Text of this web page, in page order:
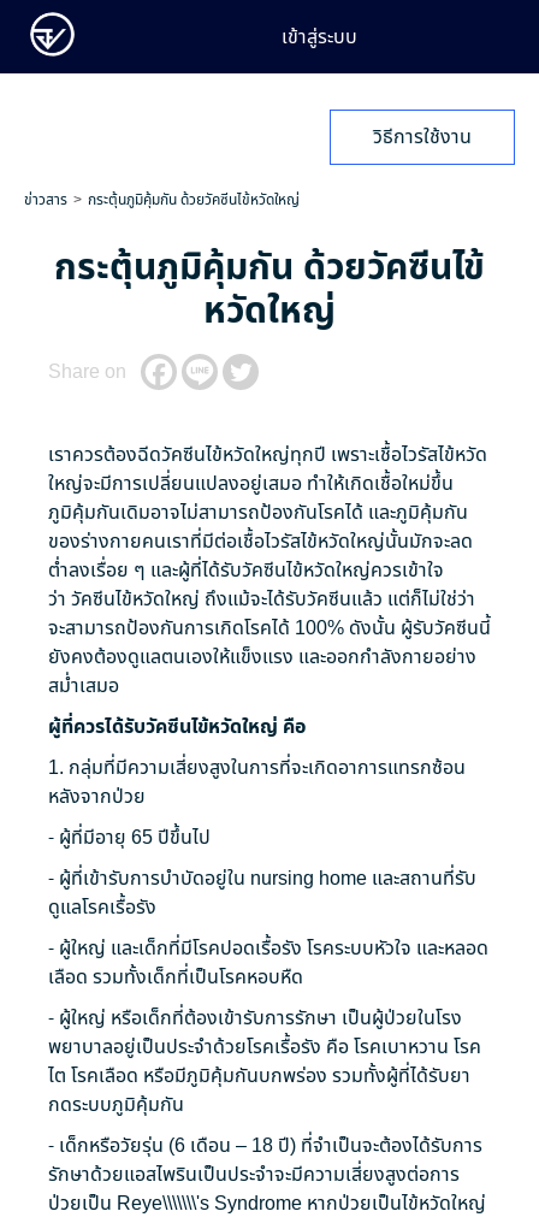
เข้าสู่ระบบ
วิธีการใช้งาน
ข่าวสาร กระตุ้นภูมิคุ้มกัน ด้วยวัคซีนไข้หวัดใหญ่
กระตุ้นภูมิคุ้มกัน ด้วยวัคซีนไข้
หวัดใหญ่
Share on
เราควรต้องฉีดวัคซีนไข้หวัดใหญ่ทุกปี เพราะเชื้อไวรัสไข้หวัด
ใหญ่จะมีการเปลี่ยนแปลงอยู่เสมอ ทำให้เกิดเชื้อใหม่ขึ้น
ภูมิคุ้มกันเดิมอาจไม่สามารถป้องกันโรคได้ และภูมิคุ้มกัน
ของร่างกายคนเราที่มีต่อเชื้อไวรัสไข้หวัดใหญ่นั้นมักจะลด
ต่ำลงเรื่อย ๆ และผู้ที่ได้รับวัคซีนไข้หวัดใหญ่ควรเข้าใจ
ว่า วัคซีนไข้หวัดใหญ่ ถึงแม้จะได้รับวัคซีนแล้ว แต่ก็ไม่ใช่ว่า
จะสามารถป้องกันการเกิดโรคได้ 100% ดังนั้น ผู้รับวัคซีนนี้
ยังคงต้องดูแลตนเองให้แข็งแรง และออกกำลังกายอย่าง
สม่ำเสมอ
ผู้ที่ควรได้รับวัคซีนไข้หวัดใหญ่ คือ
1. กลุ่มที่มีความเสี่ยงสูงในการที่จะเกิดอาการแทรกซ้อน
หลังจากป่วย
- ผู้ที่มีอายุ 65 ปีขึ้นไป
- ผู้ที่เข้ารับการบำบัดอยู่ใน nursing home และสถานที่รับ
ดูแลโรคเรื้อรัง
- ผู้ใหญ่ และเด็กที่มีโรคปอดเรื้อรัง โรคระบบหัวใจ และหลอด
เลือด รวมทั้งเด็กที่เป็นโรคหอบหืด
- ผู้ใหญ่ หรือเด็กที่ต้องเข้ารับการรักษา เป็นผู้ป่วยในโรง
พยาบาลอยู่เป็นประจำด้วยโรคเรื้อรัง คือ โรคเบาหวาน โรค
ไต โรคเลือด หรือมีภูมิคุ้มกันบกพร่อง รวมทั้งผู้ที่ได้รับยา
กดระบบภูมิคุ้มกัน
- เด็กหรือวัยรุ่น (6 เดือน – 18 ปี) ที่จำเป็นจะต้องได้รับการ
รักษาด้วยแอสไพรินเป็นประจำจะมีความเสี่ยงสูงต่อการ
ป่วยเป็น Reye\\\\\\\'s Syndrome หากป่วยเป็นไข้หวัดใหญ่